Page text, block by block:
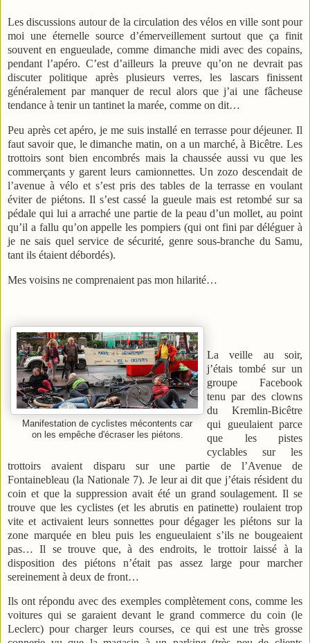
Les discussions autour de la circulation des vélos en ville sont pour
moi une éternelle source d’émerveillement surtout que ça finit
souvent en engueulade, comme dimanche midi avec des copains,
pendant l’apéro. C’est d’ailleurs la preuve qu’on ne devrait pas
discuter politique après plusieurs verres, les lascars finissent
généralement par manquer de recul alors que j’ai une fâcheuse
tendance à tenir un tantinet la marée, comme on dit…
Peu après cet apéro, je me suis installé en terrasse pour déjeuner. Il
faut savoir que, le dimanche matin, on a un marché, à Bicêtre. Les
trottoirs sont bien encombrés mais la chaussée aussi vu que les
commerçants y garent leurs camionnettes. Un zozo descendait de
l’avenue à vélo et s’est pris des tables de la terrasse en voulant
éviter de piétons. Il s’est cassé la gueule mais est retombé sur sa
pédale qui lui a arraché une partie de la peau d’un mollet, au point
qu’il a fallu qu’on appelle les pompiers (qui ont fini par déléguer à
je ne sais quel service de sécurité, genre sous-branche du Samu,
tant ils étaient débordés).
Mes voisins ne comprenaient pas mon hilarité…
Manifestation de cyclistes mécontents car
on les empêche d'écraser les piétons.
La veille au soir,
j’étais tombé sur un
groupe Facebook
tenu par des clowns
du Kremlin-Bicêtre
qui gueulaient parce
que les pistes
cyclables sur les
trottoirs avaient disparu sur une partie de l’Avenue de
Fontainebleau (la Nationale 7). Je leur ai dit que j’étais résident du
coin et que la suppression avait été un grand soulagement. Il se
trouve que les cyclistes (et les abrutis en patinette) roulaient trop
vite et activaient leurs sonnettes pour dégager les piétons sur la
zone marquée en bleu puis les engueulaient s’ils ne bougeaient
pas… Il se trouve que, à des endroits, le trottoir laissé à la
disposition des piétons n’était pas assez large pour marcher
sereinement à deux de front…
Ils ont répondu avec des exemples complètement cons, comme les
voitures qui se garaient devant le grand commerce du coin (le
Leclerc) pour charger leurs courses, ce qui est une très grosse